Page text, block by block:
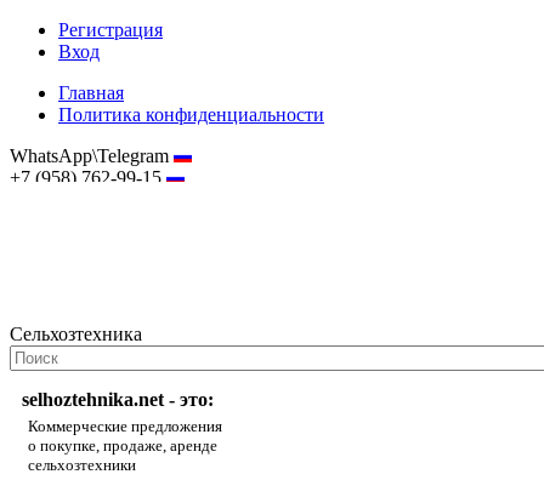
Регистрация
Вход
Главная
Политика конфиденциальности
WhatsApp\Telegram
+7 (958) 762-99-15
Сельхозтехника
selhoztehnika.net - это:
Коммерческие предложения
о покупке, продаже, аренде
сельхозтехники